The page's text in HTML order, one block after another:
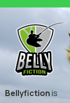
Bellyfictionis